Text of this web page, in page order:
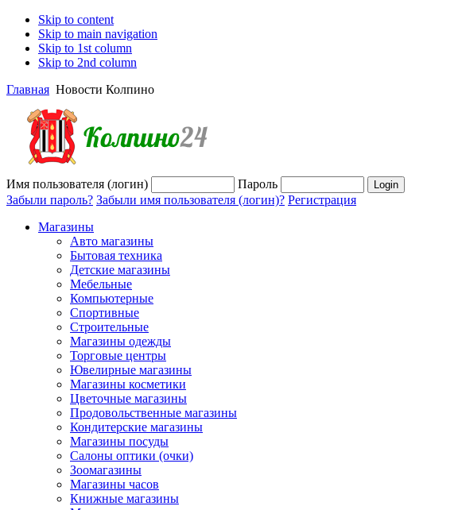
Skip to content
Skip to main navigation
Skip to 1st column
Skip to 2nd column
Главная Новости Колпино
Имя пользователя (логин)
Пароль
Забыли пароль? Забыли имя пользователя (логин)? Регистрация
Магазины
Авто магазины
Бытовая техника
Детские магазины
Мебельные
Компьютерные
Спортивные
Строительные
Магазины одежды
Торговые центры
Ювелирные магазины
Магазины косметики
Цветочные магазины
Продовольственные магазины
Кондитерские магазины
Магазины посуды
Салоны оптики (очки)
Зоомагазины
Магазины часов
Книжные магазины